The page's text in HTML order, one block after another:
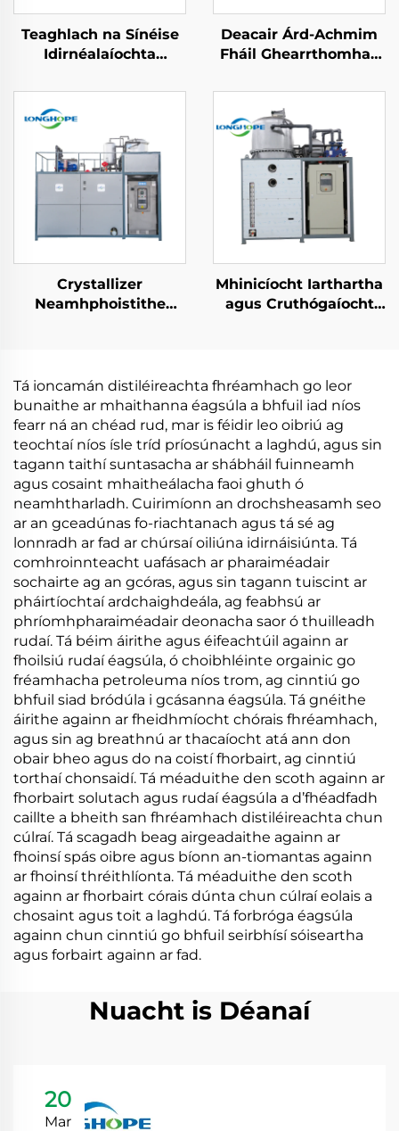
Teaghlach na Sínéise
Idirnéalaíochta
Uisce Tréitheach Fuaid
Níocháin Thionscnai
Deacair Árd-Achmim
Fháil Ghearrthomhas
agus Acmhainn
Crystallization do
Thraithe Bia Foibhrithe
Crystallizer
Neamhphoistithe
Mhinicíocht Iarthartha
agus Cruthógaíocht
Lorgaireachta
Tá ioncamán distiléireachta fhréamhach go leor
bunaithe ar mhaithanna éagsúla a bhfuil iad níos
fearr ná an chéad rud, mar is féidir leo oibriú ag
teochtaí níos ísle tríd príosúnacht a laghdú, agus sin
tagann taithí suntasacha ar shábháil fuinneamh
agus cosaint mhaitheálacha faoi ghuth ó
neamhtharladh. Cuirimíonn an drochsheasamh seo
ar an gceadúnas fo-riachtanach agus tá sé ag
lonnradh ar fad ar chúrsaí oiliúna idirnáisiúnta. Tá
comhroinnteacht uafásach ar pharaiméadair
sochairte ag an gcóras, agus sin tagann tuiscint ar
pháirtíochtaí ardchaighdeála, ag feabhsú ar
phríomhpharaiméadair deonacha saor ó thuilleadh
rudaí. Tá béim áirithe agus éifeachtúil againn ar
fhoilsiú rudaí éagsúla, ó choibhléinte orgainic go
fréamhacha petroleuma níos trom, ag cinntiú go
bhfuil siad bródúla i gcásanna éagsúla. Tá gnéithe
áirithe againn ar fheidhmíocht chórais fhréamhach,
agus sin ag breathnú ar thacaíocht atá ann don
obair bheo agus do na coistí fhorbairt, ag cinntiú
torthaí chonsaidí. Tá méaduithe den scoth againn ar
fhorbairt solutach agus rudaí éagsúla a d’fhéadfadh
caillte a bheith san fhréamhach distiléireachta chun
cúlraí. Tá scagadh beag airgeadaithe againn ar
fhoinsí spás oibre agus bíonn an-tiomantas againn
ar fhoinsí thréithlíonta. Tá méaduithe den scoth
againn ar fhorbairt córais dúnta chun cúlraí eolais a
chosaint agus toit a laghdú. Tá forbróga éagsúla
againn chun cinntiú go bhfuil seirbhísí sóiseartha
agus forbairt againn ar fad.
Nuacht is Déanaí
20
Mar